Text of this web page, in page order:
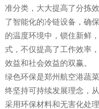
准分类，大大提高了分拣
了智能化的冷链设备，确
的温度环境中，锁住新鲜
式，不仅提高了工作效率
效益和社会效益的双赢。
绿色环保是郑州航空港蔬
终坚持可持续发展理念，
采用环保材料和无害化处